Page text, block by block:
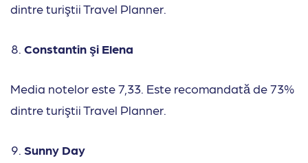
dintre turiştii Travel Planner.
Constantin şi Elena
Media notelor este 7,33. Este recomandată de 73%
dintre turiştii Travel Planner.
Sunny Day